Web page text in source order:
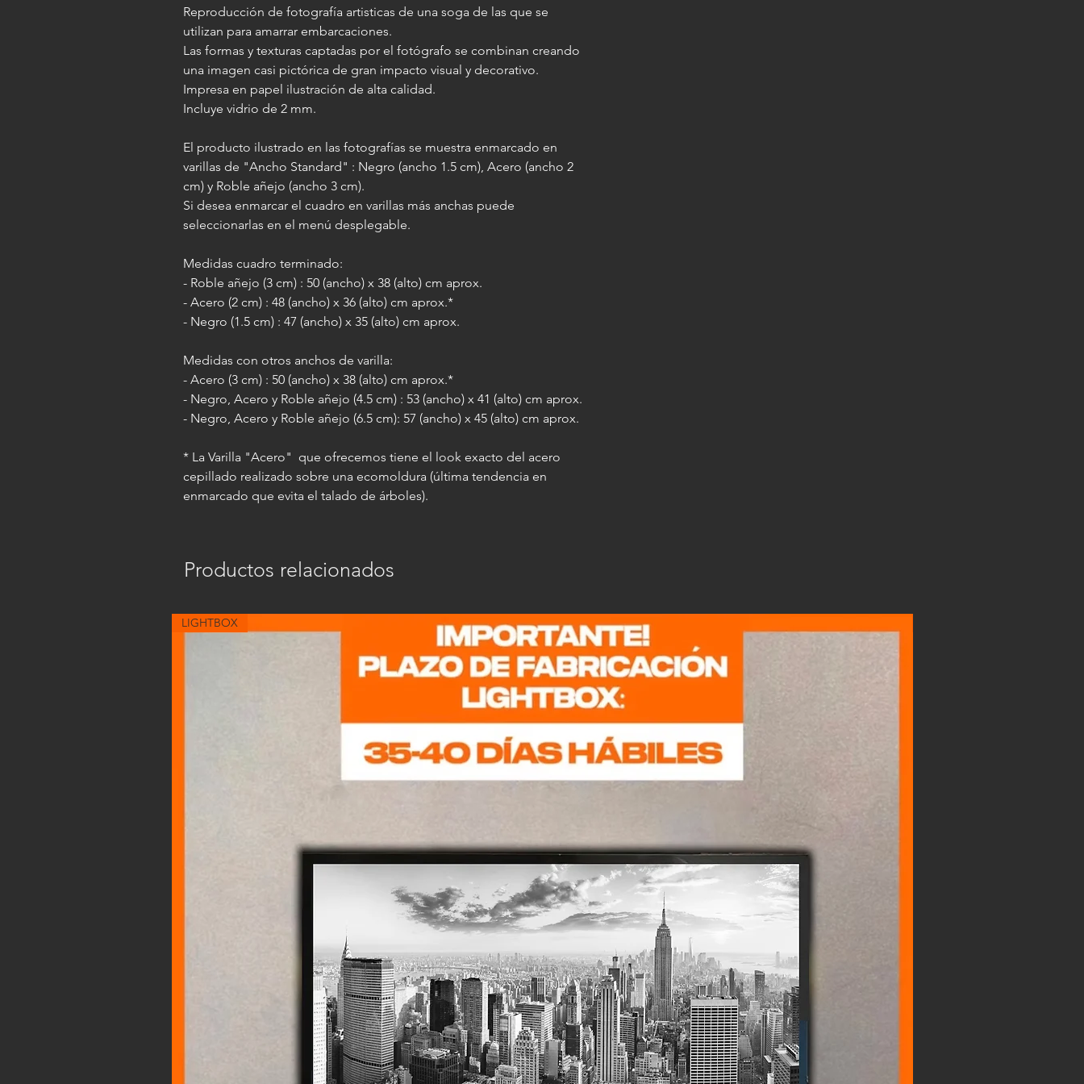
Reproducción de fotografía artisticas de una soga de las que se
utilizan para amarrar embarcaciones.
Las formas y texturas captadas por el fotógrafo se combinan creando
una imagen casi pictórica de gran impacto visual y decorativo.
Impresa en papel ilustración de alta calidad.
Incluye vidrio de 2 mm.
El producto ilustrado en las fotografías se muestra enmarcado en
varillas de "Ancho Standard" : Negro (ancho 1.5 cm), Acero (ancho 2
cm) y Roble añejo (ancho 3 cm).
Si desea enmarcar el cuadro en varillas más anchas puede
seleccionarlas en el menú desplegable.
Medidas cuadro terminado:
- Roble añejo (3 cm) : 50 (ancho) x 38 (alto) cm aprox.
- Acero (2 cm) : 48 (ancho) x 36 (alto) cm aprox.*
- Negro (1.5 cm) : 47 (ancho) x 35 (alto) cm aprox.
Medidas con otros anchos de varilla:
- Acero (3 cm) : 50 (ancho) x 38 (alto) cm aprox.*
- Negro, Acero y Roble añejo (4.5 cm) : 53 (ancho) x 41 (alto) cm aprox.
- Negro, Acero y Roble añejo (6.5 cm): 57 (ancho) x 45 (alto) cm aprox.
* La Varilla "Acero" que ofrecemos tiene el look exacto del acero
cepillado realizado sobre una ecomoldura (última tendencia en
enmarcado que evita el talado de árboles).
Productos relacionados
LIGHTBOX